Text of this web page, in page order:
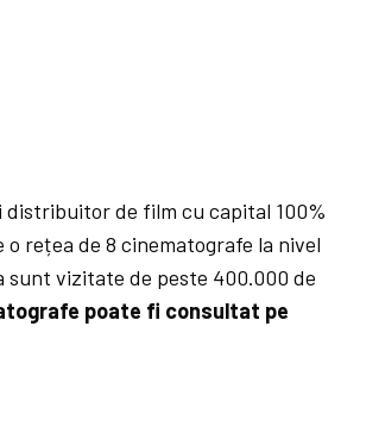
de film cu capital 100%
rețea de 8 cinematografe la nivel
sunt vizitate de peste 400.000 de
poate fi consultat pe